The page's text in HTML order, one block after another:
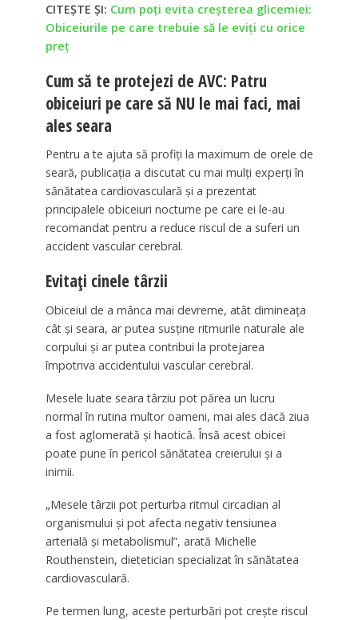
CITEȘTE ȘI: Cum poți evita creșterea glicemiei:
Obiceiurile pe care trebuie să le eviți cu orice
preț
Cum să te protejezi de AVC: Patru
obiceiuri pe care să NU le mai faci, mai
ales seara
Pentru a te ajuta să profiți la maximum de orele de
seară, publicația a discutat cu mai mulți experți în
sănătatea cardiovasculară și a prezentat
principalele obiceiuri nocturne pe care ei le-au
recomandat pentru a reduce riscul de a suferi un
accident vascular cerebral.
Evitați cinele târzii
Obiceiul de a mânca mai devreme, atât dimineața
cât și seara, ar putea susține ritmurile naturale ale
corpului și ar putea contribui la protejarea
împotriva accidentului vascular cerebral.
Mesele luate seara târziu pot părea un lucru
normal în rutina multor oameni, mai ales dacă ziua
a fost aglomerată și haotică. Însă acest obicei
poate pune în pericol sănătatea creierului și a
inimii.
„Mesele târzii pot perturba ritmul circadian al
organismului și pot afecta negativ tensiunea
arterială și metabolismul”, arată Michelle
Routhenstein, dietetician specializat în sănătatea
cardiovasculară.
Pe termen lung, aceste perturbări pot crește riscul